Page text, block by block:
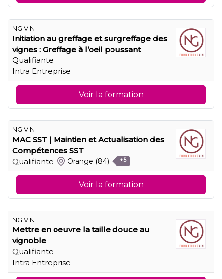
NG VIN
Initiation au greffage et surgreffage des
vignes : Greffage à l’oeil poussant
Qualifiante
Intra Entreprise
Voir la formation
NG VIN
MAC SST | Maintien et Actualisation des
Compétences SST
Qualifiante
Orange (84) +5
Voir la formation
NG VIN
Mettre en oeuvre la taille douce au
vignoble
Qualifiante
Intra Entreprise